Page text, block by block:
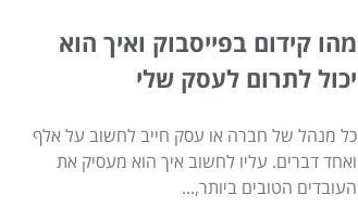
מהו קידום בפייסבוק ואיך הוא
יכול לתרום לעסק שלי
כל מנהל של חברה או עסק חייב לחשוב על אלף
ואחד דברים. עליו לחשוב איך הוא מעסיק את
העובדים הטובים ביותר,...